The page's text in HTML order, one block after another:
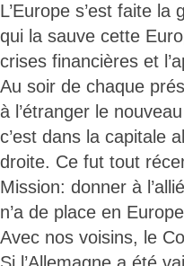
L’Europe s’est faite
qui la sauve cette
crises financières et
Au soir de chaque
à l’étranger le
c’est dans la capitale
droite. Ce fut tout
Mission: donner à
n’a de place en
Avec nos voisins, le